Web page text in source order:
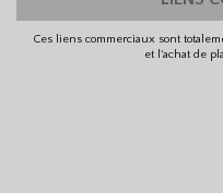
Ces liens commerciaux sont
et l'achat de